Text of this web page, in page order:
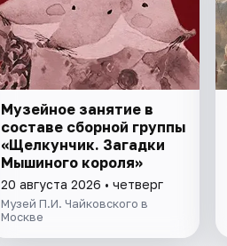
Музейное занятие в
составе сборной группы
«Щелкунчик. Загадки
Мышиного кoроля»
20 августа 2026 • четверг
Музей П.И. Чайковского в
Москве